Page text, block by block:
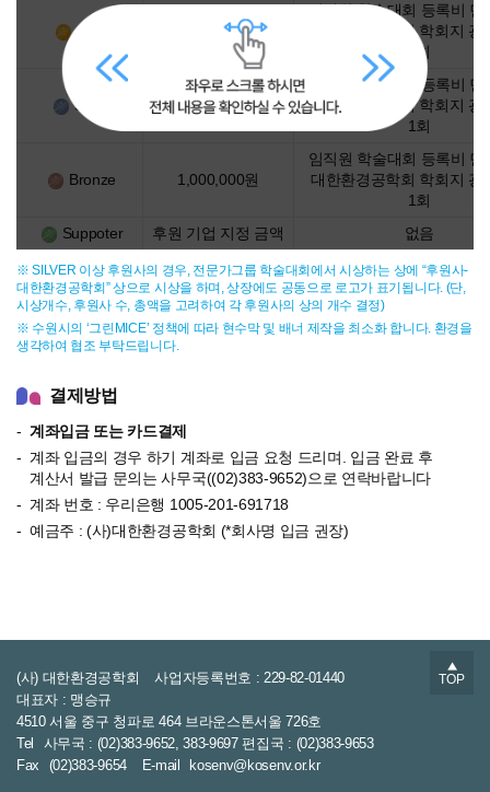
Gold 3,000,000원
임직원 학술대회 등록비 면
대한환경공학회 학회지 광
3회
Silver 2,000,000원
임직원 학술대회 등록비 면
대한환경공학회 학회지 광
1회
Bronze 1,000,000원
임직원 학술대회 등록비 면
대한환경공학회 학회지 광
1회
Suppoter
후원 기업 지정 금액 없음
※ SILVER 이상 후원사의 경우, 전문가그룹 학술대회에서 시상하는 상에 “후원사-
대한환경공학회” 상으로 시상을 하며, 상장에도 공동으로 로고가 표기됩니다. (단,
시상개수, 후원사 수, 총액을 고려하여 각 후원사의 상의 개수 결정)
※ 수원시의 ‘그린MICE’ 정책에 따라 현수막 및 배너 제작을 최소화 합니다. 환경을
생각하여 협조 부탁드립니다.
결제방법
계좌입금 또는 카드결제
계좌 입금의 경우 하기 계좌로 입금 요청 드리며. 입금 완료 후
계산서 발급 문의는 사무국((02)383-9652)으로 연락바랍니다
계좌 번호 : 우리은행 1005-201-691718
예금주 : (사)대한환경공학회 (*회사명 입금 권장)
(사) 대한환경공학회
사업자등록번호 : 229-82-01440
대표자 : 맹승규
4510 서울 중구 청파로 464 브라운스톤서울 726호
Tel
사무국 : (02)383-9652, 383-9697 편집국 : (02)383-9653
Fax
(02)383-9654 E-mail kosenv@kosenv.or.kr
▲
TOP